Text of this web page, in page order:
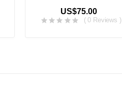
US$75.00
( 0 Reviews )